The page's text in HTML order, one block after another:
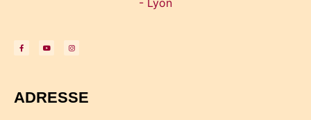
ADRESSE